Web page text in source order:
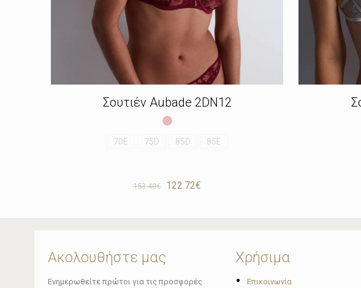
Σουτιέν Aubade 2DN12
70E 75D 85D 85E
153.40€
Original
122.72€
Ακολουθήστε μας
Ενημερωθείτε πρώτοι για τις προσφορές
Χρήσιμα
• Επικοινωνία